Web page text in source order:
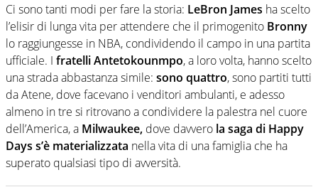
Ci sono tanti modi per fare la storia: LeBron James ha scelto
l’elisir di lunga vita per attendere che il primogenito Bronny
lo raggiungesse in NBA, condividendo il campo in una partita
ufficiale. I fratelli Antetokounmpo, a loro volta, hanno scelto
una strada abbastanza simile: sono quattro, sono partiti tutti
da Atene, dove facevano i venditori ambulanti, e adesso
almeno in tre si ritrovano a condividere la palestra nel cuore
dell’America, a Milwaukee, dove davvero la saga di Happy
Days s’è materializzata nella vita di una famiglia che ha
superato qualsiasi tipo di avversità.